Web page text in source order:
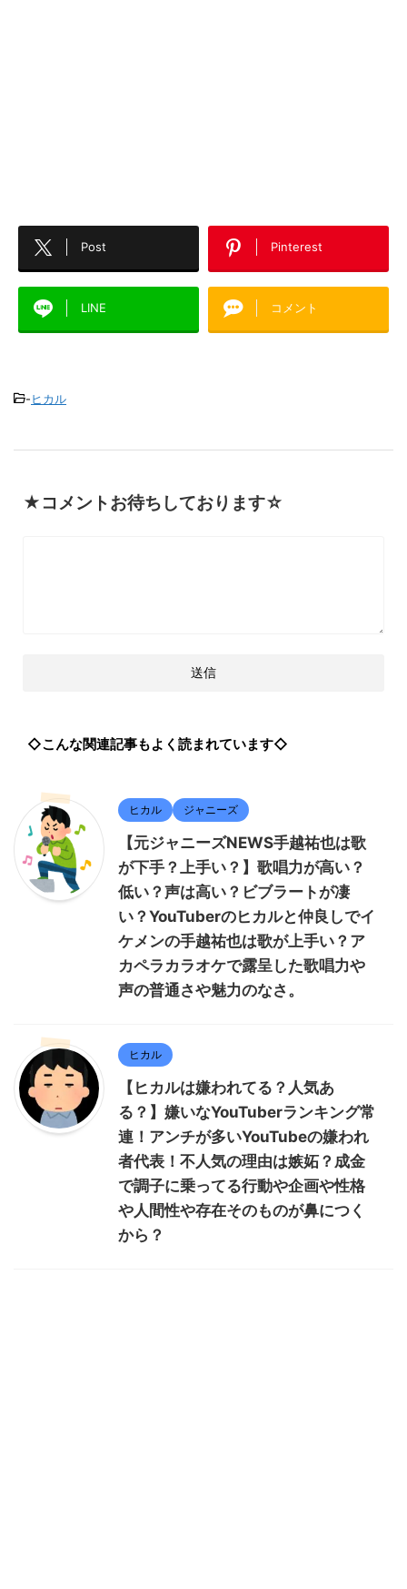
Post Pinterest
LINE コメント
-ヒカル
★コメントお待ちしております☆
◇こんな関連記事もよく読まれています◇
ヒカル ジャニーズ
【元ジャニーズNEWS手越祐也は歌
が下手？上手い？】歌唱力が高い？
低い？声は高い？ビブラートが凄
い？YouTuberのヒカルと仲良しでイ
ケメンの手越祐也は歌が上手い？ア
カペラカラオケで露呈した歌唱力や
声の普通さや魅力のなさ。
ヒカル
【ヒカルは嫌われてる？人気あ
る？】嫌いなYouTuberランキング常
連！アンチが多いYouTubeの嫌われ
者代表！不人気の理由は嫉妬？成金
で調子に乗ってる行動や企画や性格
や人間性や存在そのものが鼻につく
から？